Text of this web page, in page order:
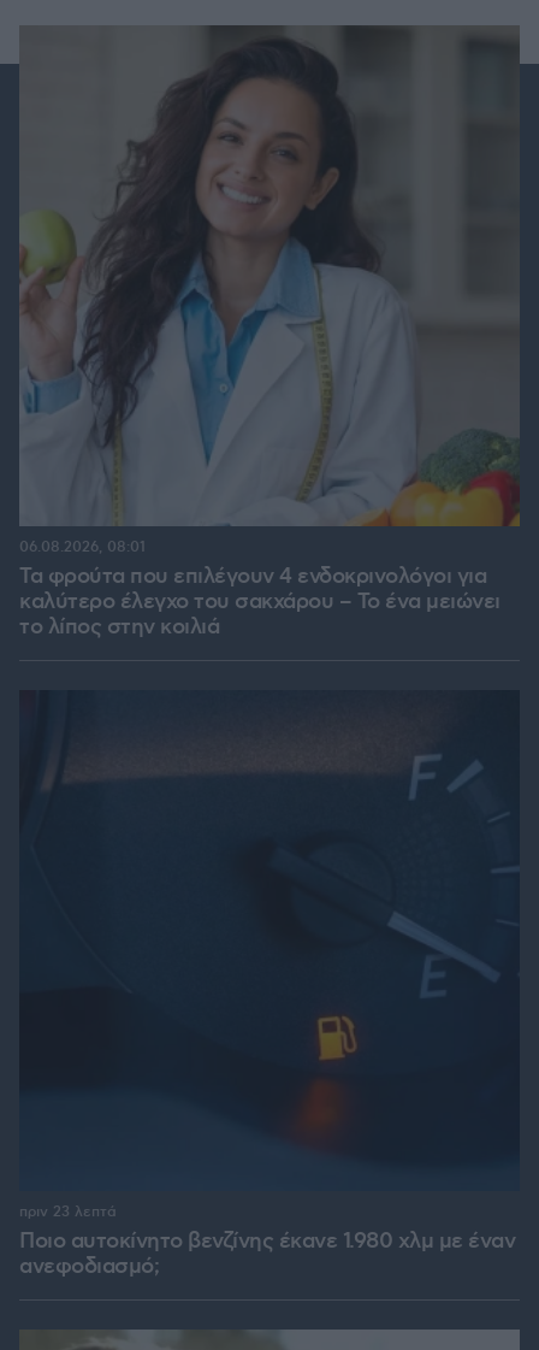
Τα φρούτα που επιλέγουν 4 ενδοκρινολόγοι για
καλύτερο έλεγχο του σακχάρου – Το ένα μειώνει
το λίπος στην κοιλιά
06.08.2026, 08:01
Ποιο αυτοκίνητο βενζίνης έκανε 1.980 χλμ με έναν
ανεφοδιασμό;
πριν 23 λεπτά